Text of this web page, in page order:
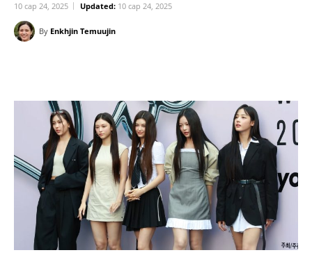
10 сар 24, 2025 Updated: 10 сар 24, 2025
By Enkhjin Temuujin